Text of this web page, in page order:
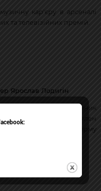
кар'єру в арсеналі
та телевізійних премій.
Ярослав Лодигін
та засновник
2019 року член
за платформу
кіноакадемії.